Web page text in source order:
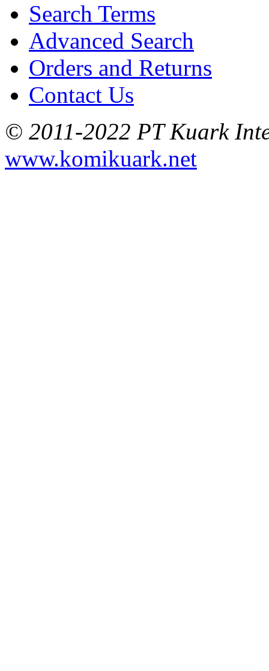
Search Terms
Advanced Search
Orders and Returns
Contact Us
© 2011-2022 PT Kuark
www.komikuark.net